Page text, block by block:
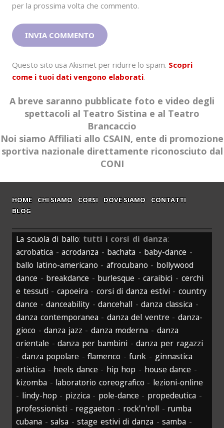
per la prossima volta che commento.
Questo sito usa Akismet per ridurre lo spam. Scopri
come i tuoi dati vengono elaborati.
A breve saranno pubblicate foto e video degli
spettacoli al Teatro Sistina e al Teatro
Brancaccio
Noi siamo Affiliati allo CSAIN, ente di promozione
sportiva nazionale direttamente riconosciuto dal
CONI
HOME CHI SIAMO CORSI DOVE SIAMO
CONTATTI
BLOG
La scuola di ballo: tutti i corsi di danza:
acrobatica -acrodanza - bachata - baby-dance -
ballo latino-americano - afrocubano - bollywood
dance - breakdance - burlesque -caraibici - cerchi
e tessuti - capoeira - corsi di danza estivi - country
dance -danceability -dancehall -danza classica -
danza contemporanea - danza del ventre -danza-
gioco -danza jazz - danza moderna - danza
orientale -danza per bambini -danza per ragazzi
- danza popolare -flamenco -funk - ginnastica
artistica - heels dance - hip hop - house dance -
kizomba - laboratorio coreografico - lezioni-online
- lindy-hop - pizzica - pole-dance - propedeutica -
professionisti - reggaeton - rock'n'roll - rumba
cubana -salsa -stage estivi di danza -samba -